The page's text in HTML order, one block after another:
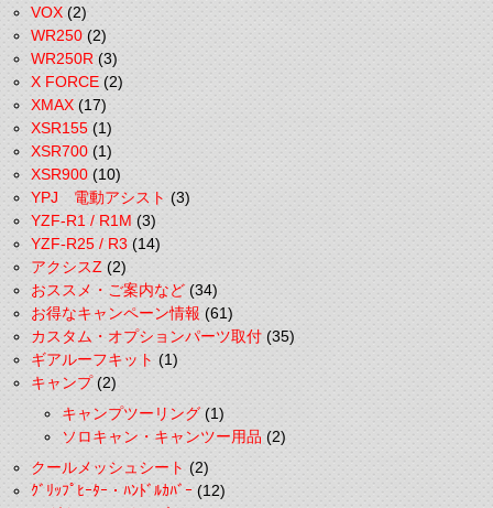
VOX(2)
WR250(2)
WR250R(3)
X FORCE(2)
XMAX(17)
XSR155(1)
XSR700(1)
XSR900(10)
YPJ 電動アシスト(3)
YZF-R1 / R1M(3)
YZF-R25 / R3(14)
アクシスZ(2)
おススメ・ご案内など(34)
お得なキャンペーン情報(61)
カスタム・オプションパーツ取付(35)
ギアルーフキット(1)
キャンプ(2)
キャンプツーリング(1)
ソロキャン・キャンツー用品(2)
クールメッシュシート(2)
ｸﾞﾘｯﾌﾟﾋｰﾀｰ・ﾊﾝﾄﾞﾙｶﾊﾞｰ(12)